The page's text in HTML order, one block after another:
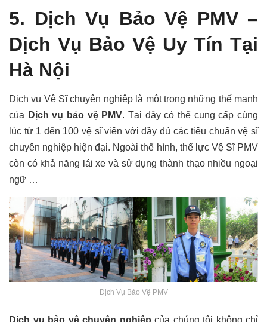
5. Dịch Vụ Bảo Vệ PMV –
Dịch Vụ Bảo Vệ Uy Tín Tại
Hà Nội
Dịch vụ Vệ Sĩ chuyên nghiệp là một trong những thế mạnh
của Dịch vụ bảo vệ PMV. Tại đây có thể cung cấp cùng
lúc từ 1 đến 100 vệ sĩ viên với đầy đủ các tiêu chuẩn vệ sĩ
chuyên nghiệp hiện đại. Ngoài thể hình, thể lực Vệ Sĩ PMV
còn có khả năng lái xe và sử dụng thành thạo nhiều ngoại
ngữ …
Dịch Vụ Bảo Vệ PMV
Dịch vụ bảo vệ chuyên nghiệp của chúng tôi không chỉ